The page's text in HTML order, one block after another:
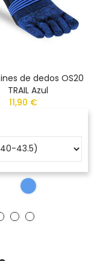
de dedos OS20
TRAIL Azul
11,90 €